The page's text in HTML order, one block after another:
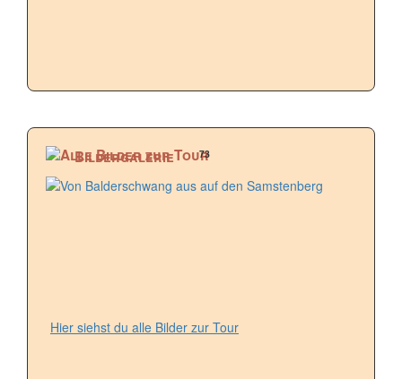
Bildergalerie 73
Hier siehst du alle Bilder zur Tour